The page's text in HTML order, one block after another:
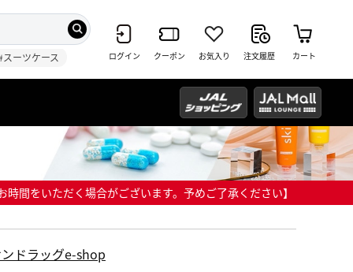
スーツケース ログイン クーポン お気入り 注文履歴 カート
間をいただく場合がございます。予めご了承ください】
ドラッグe-shop